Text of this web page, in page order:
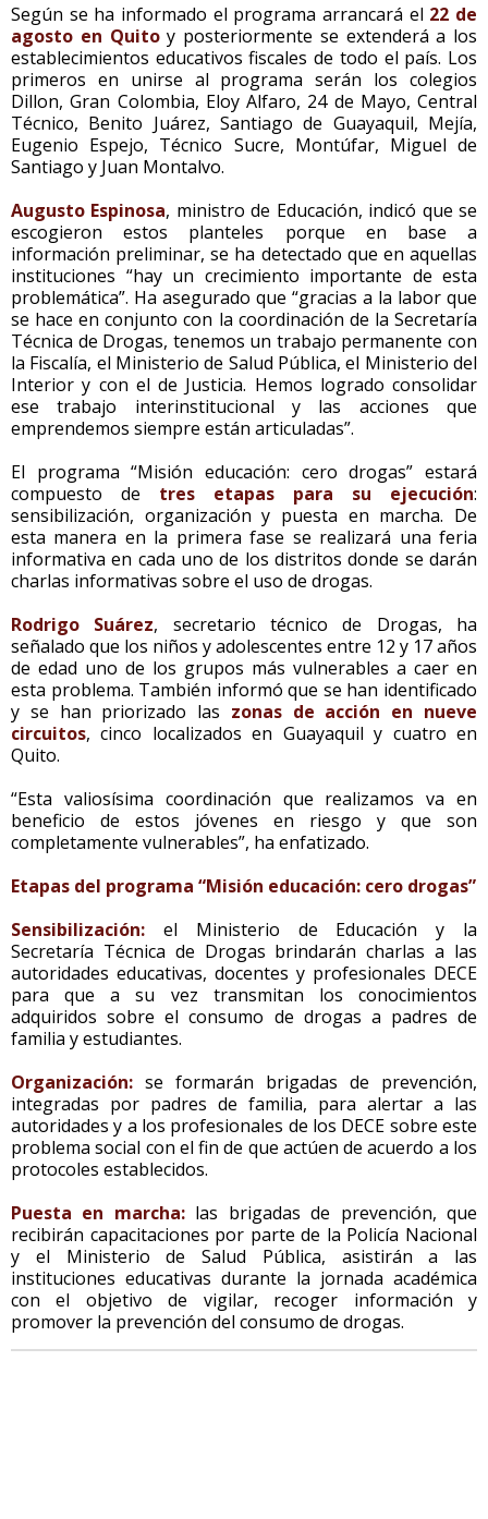
Según se ha informado el programa arrancará el 22 de
agosto en Quitoy posteriormente se extenderá a los
establecimientos educativos fiscales de todo el país. Los
primeros en unirse al programa serán los colegios
Dillon, Gran Colombia, Eloy Alfaro, 24 de Mayo, Central
Técnico, Benito Juárez, Santiago de Guayaquil, Mejía,
Eugenio Espejo, Técnico Sucre, Montúfar, Miguel de
Santiago y Juan Montalvo.
Augusto Espinosa, ministro de Educación, indicó que se
escogieron estos planteles porque en base a
información preliminar, se ha detectado que en aquellas
instituciones “hay un crecimiento importante de esta
problemática”. Ha asegurado que “gracias a la labor que
se hace en conjunto con la coordinación de la Secretaría
Técnica de Drogas, tenemos un trabajo permanente con
la Fiscalía, el Ministerio de Salud Pública, el Ministerio del
Interior y con el de Justicia. Hemos logrado consolidar
ese trabajo interinstitucional y las acciones que
emprendemos siempre están articuladas”.
El programa “Misión educación: cero drogas” estará
compuesto de tres etapas para su ejecución:
sensibilización, organización y puesta en marcha. De
esta manera en la primera fase se realizará una feria
informativa en cada uno de los distritos donde se darán
charlas informativas sobre el uso de drogas.
Rodrigo Suárez, secretario técnico de Drogas, ha
señalado que los niños y adolescentes entre 12 y 17 años
de edad uno de los grupos más vulnerables a caer en
esta problema. También informó que se han identificado
y se han priorizado las zonas de acción en nueve
circuitos, cinco localizados en Guayaquil y cuatro en
Quito.
“Esta valiosísima coordinación que realizamos va en
beneficio de estos jóvenes en riesgo y que son
completamente vulnerables”, ha enfatizado.
Etapas del programa “Misión educación: cero drogas”
Sensibilización: el Ministerio de Educación y la
Secretaría Técnica de Drogas brindarán charlas a las
autoridades educativas, docentes y profesionales DECE
para que a su vez transmitan los conocimientos
adquiridos sobre el consumo de drogas a padres de
familia y estudiantes.
Organización: se formarán brigadas de prevención,
integradas por padres de familia, para alertar a las
autoridades y a los profesionales de los DECE sobre este
problema social con el fin de que actúen de acuerdo a los
protocoles establecidos.
Puesta en marcha:las brigadas de prevención, que
recibirán capacitaciones por parte de la Policía Nacional
y el Ministerio de Salud Pública, asistirán a las
instituciones educativas durante la jornada académica
con el objetivo de vigilar, recoger información y
promover la prevención del consumo de drogas.